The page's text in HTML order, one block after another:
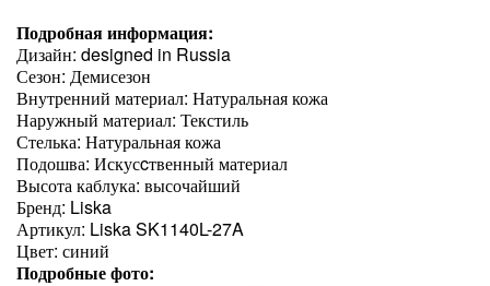
Подробная информация:
Дизайн: designed in Russia
Сезон: Демисезон
Внутренний материал: Натуральная кожа
Наружный материал: Текстиль
Стелька: Натуральная кожа
Подошва: Искусcтвенный материал
Высота каблука: высочайший
Бренд: Liska
Артикул: Liska SK1140L-27A
Цвет: синий
Подробные фото: